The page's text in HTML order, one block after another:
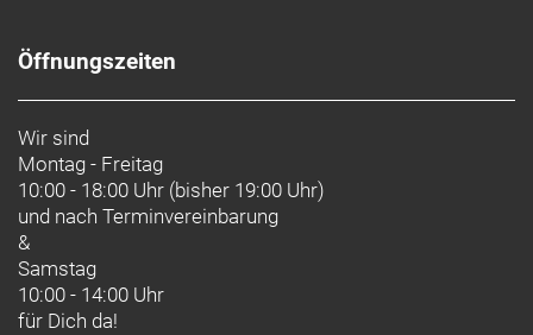
Öffnungszeiten
Wir sind
Montag - Freitag
10:00 - 18:00 Uhr (bisher 19:00 Uhr)
und nach Terminvereinbarung
&
Samstag
10:00 - 14:00 Uhr
für Dich da!